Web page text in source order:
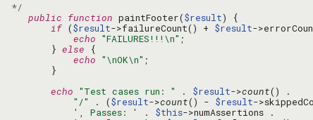
*/
public function paintFooter($result
if ($result->failureCount() + $result
echo "FAILURES!!!\n"
        }
else
echo "\nOK\n"
echo "Test cases run: " . $result->count
"/" . ($result->count() - $result
', Passes: ' . $this